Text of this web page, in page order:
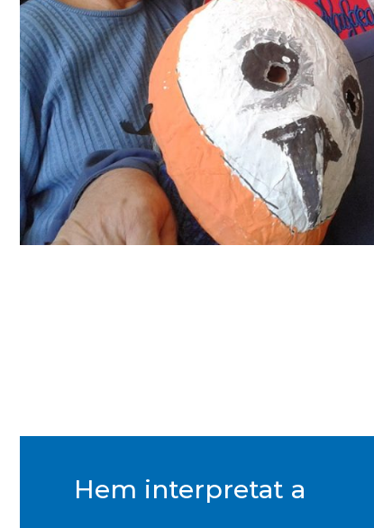
Hem interpretat a